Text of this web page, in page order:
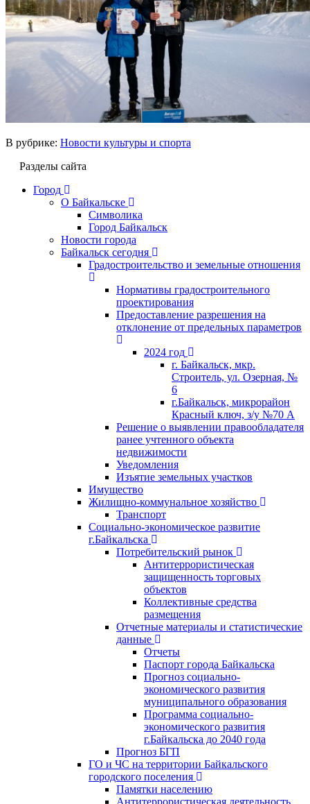
В рубрике: Новости культуры и спорта
Разделы сайта
Город
О Байкальске
Символика
Город Байкальск
Новости города
Байкальск сегодня
Градостроительство и земельные отношения
Нормативы градостроительного
проектирования
Предоставление разрешения на
отклонение от предельных параметров
2024 год
г. Байкальск, мкр.
Строитель, ул. Озерная, №
6
г.Байкальск, микрорайон
Красный ключ, з/у №70 А
Решение о выявлении правообладателя
ранее учтенного объекта
недвижимости
Уведомления
Изъятие земельных участков
Имущество
Жилищно-коммунальное хозяйство
Транспорт
Социально-экономическое развитие
г.Байкальска
Потребительский рынок
Антитеррористическая
защищенность торговых
объектов
Коллективные средства
размещения
Отчетные материалы и статистические
данные
Отчеты
Паспорт города Байкальска
Прогноз социально-
экономического развития
муниципального образования
Программа социально-
экономического развития
г.Байкальска до 2040 года
Прогноз БГП
ГО и ЧС на территории Байкальского
городского поселения
Памятки населению
Антитеррористическая деятельность